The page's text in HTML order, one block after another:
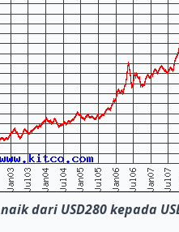
dari USD280 kepada